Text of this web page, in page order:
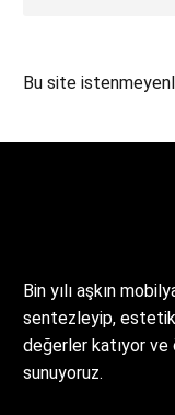
Bu site
Bin yılı aşkın
sentezleyip, estetik
değerler katıyor ve
sunuyoruz.